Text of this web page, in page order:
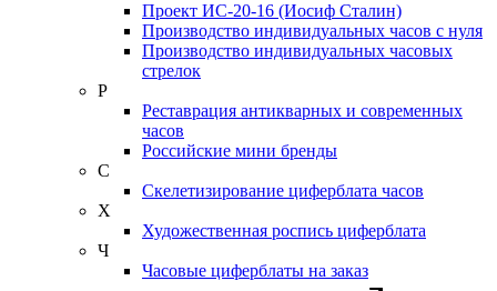
Проект ИС-20-16 (Иосиф Сталин)
Производство индивидуальных часов с нуля
Производство индивидуальных часовых
стрелок
Р
Реставрация антикварных и современных
часов
Российские мини бренды
С
Скелетизирование циферблата часов
Х
Художественная роспись циферблата
Ч
Часовые циферблаты на заказ